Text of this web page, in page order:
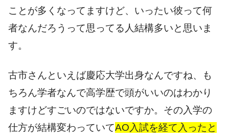
ことが多くなってますけど、いったい彼って何
者なんだろうって思ってる人結構多いと思いま
す。
古市さんといえば慶応大学出身なんですね、も
ちろん学者なんで高学歴で頭がいいのはわかり
ますけどすごいのではないですか。その入学の
仕方が結構変わっていてAO入試を経て入ったと